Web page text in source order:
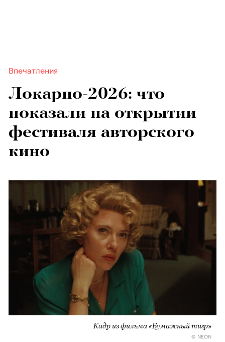
Впечатления
Локарно-2026: что
показали на открытии
фестиваля авторского
кино
Кадр из фильма «Бумажный тигр»
© NEON